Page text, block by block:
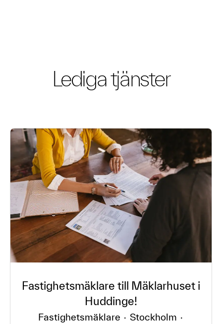
Lediga tjänster
Fastighetsmäklare till Mäklarhuset i
Huddinge!
Fastighetsmäklare · Stockholm ·